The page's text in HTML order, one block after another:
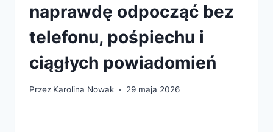
naprawdę odpocząć bez
telefonu, pośpiechu i
ciągłych powiadomień
Przez Karolina Nowak 29 maja 2026